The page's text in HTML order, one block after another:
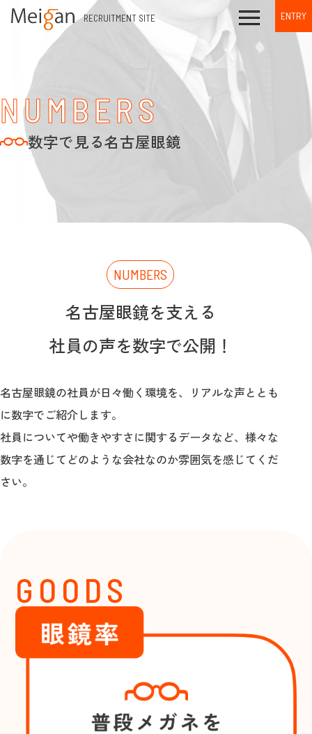
RECRUITMENT SITE ENTRY
NUMBERS
数字で見る名古屋眼鏡
NUMBERS
名古屋眼鏡を支える
社員の声を数字で公開！
名古屋眼鏡の社員が日々働く環境を、リアルな声ととも
に数字でご紹介します。
社員についてや働きやすさに関するデータなど、様々な
数字を通じてどのような会社なのか雰囲気を感じてくだ
さい。
GOODS